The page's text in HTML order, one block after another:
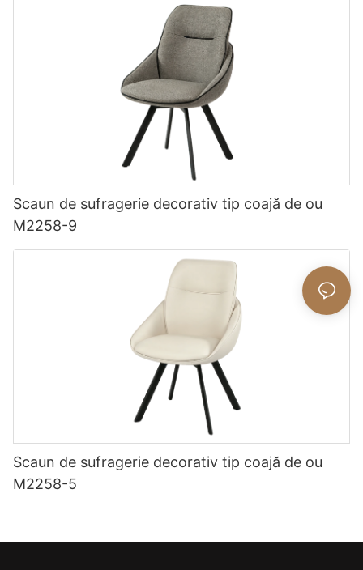
Scaun de sufragerie decorativ tip coajă de ou
M2258-9
Scaun de sufragerie decorativ tip coajă de ou
M2258-5